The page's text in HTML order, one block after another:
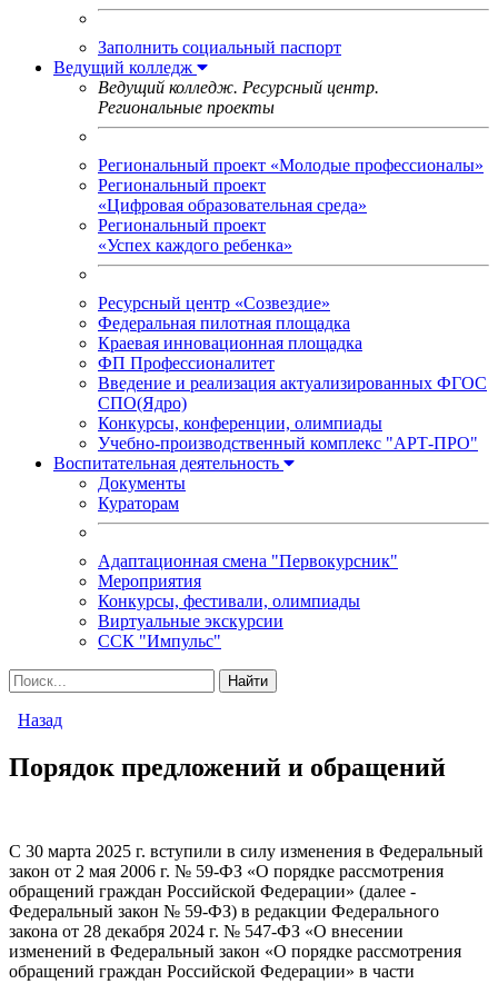
Заполнить социальный паспорт
Ведущий колледж
Ведущий колледж. Ресурсный центр.
Региональные проекты
Региональный проект «Молодые профессионалы»
Региональный проект
«Цифровая образовательная среда»
Региональный проект
«Успех каждого ребенка»
Ресурсный центр «Созвездие»
Федеральная пилотная площадка
Краевая инновационная площадка
ФП Профессионалитет
Введение и реализация актуализированных ФГОС
СПО(Ядро)
Конкурсы, конференции, олимпиады
Учебно-производственный комплекс "АРТ-ПРО"
Воспитательная деятельность
Документы
Кураторам
Адаптационная смена "Первокурсник"
Мероприятия
Конкурсы, фестивали, олимпиады
Виртуальные экскурсии
ССК "Импульс"
Назад
Порядок предложений и обращений
С 30 марта 2025 г. вступили в силу изменения в Федеральный
закон от 2 мая 2006 г. № 59-ФЗ «О порядке рассмотрения
обращений граждан Российской Федерации» (далее -
Федеральный закон № 59-ФЗ) в редакции Федерального
закона от 28 декабря 2024 г. № 547-ФЗ «О внесении
изменений в Федеральный закон «О порядке рассмотрения
обращений граждан Российской Федерации» в части